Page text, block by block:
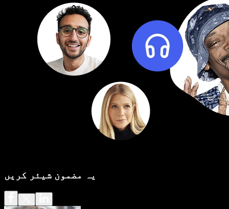
یہ مضمون شیئر کریں